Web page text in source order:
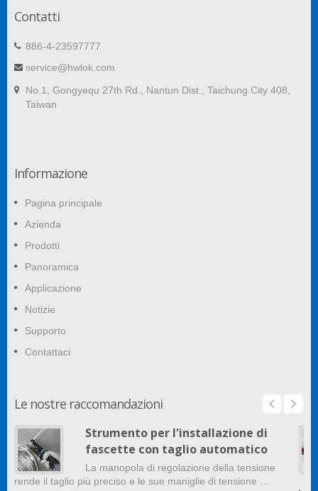
Contatti
886-4-23597777
service@hwlok.com
No.1, Gongyequ 27th Rd., Nantun Dist., Taichung City 408,
Taiwan
Informazione
Pagina principale
Azienda
Prodotti
Panoramica
Applicazione
Notizie
Supporto
Contattaci
Le nostre raccomandazioni
Strumento per l'installazione di
fascette con taglio automatico
La manopola di regolazione della tensione
rende il taglio più preciso e le sue maniglie di tensione …